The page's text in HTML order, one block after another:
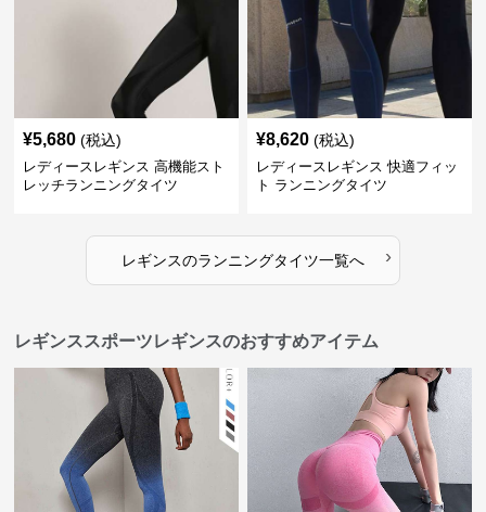
¥5,680 (税込)
レディースレギンス 高機能スト
レッチランニングタイツ
¥8,620 (税込)
レディースレギンス 快適フィッ
ト ランニングタイツ
レギンスのランニングタイツ一覧へ ›
レギンススポーツレギンスのおすすめアイテム